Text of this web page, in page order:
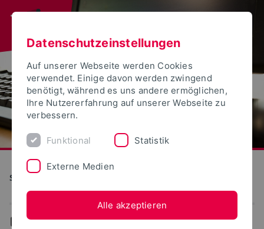
S(kim) - Service Kommunikation Information Medien
... Unterstützung/Support
Datenschutzeinstellungen
Auf unserer Webseite werden Cookies
verwendet. Einige davon werden zwingend
benötigt, während es uns andere ermöglichen,
Ihre Nutzererfahrung auf unserer Webseite zu
verbessern.
Funktional Statistik
Externe Medien
Alle akzeptieren